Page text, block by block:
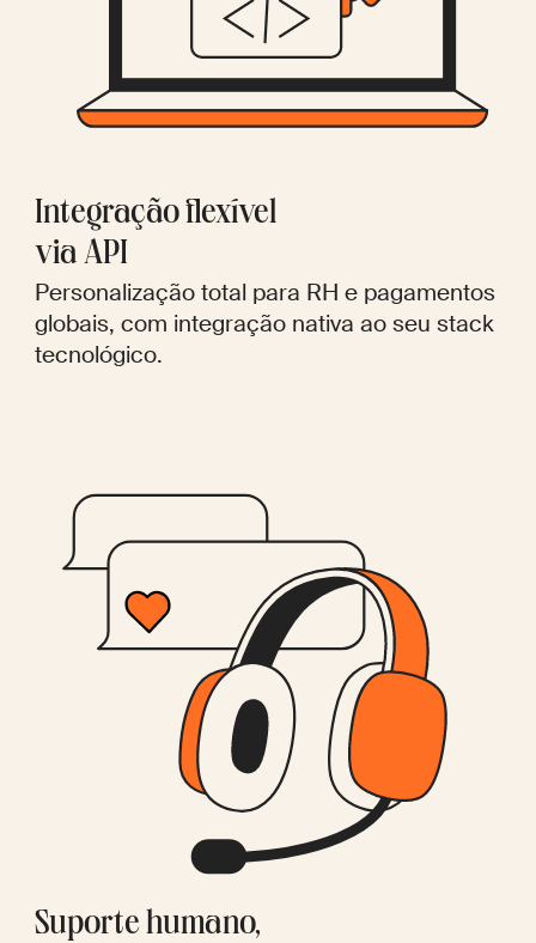
Integração flexível
via API
Personalização total para RH e pagamentos
globais, com integração nativa ao seu stack
tecnológico.
Suporte humano,